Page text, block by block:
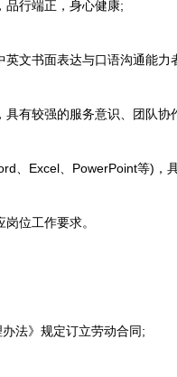
行端正，身心健康;
文书面表达与口语沟通能力
有较强的服务意识、团队协
Excel、PowerPoint等)，
位工作要求。
法》规定订立劳动合同;